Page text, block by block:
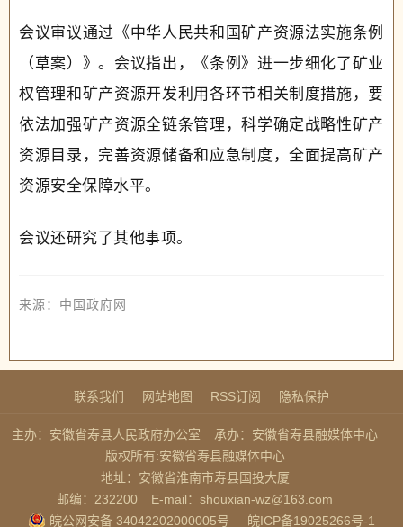
会议审议通过《中华人民共和国矿产资源法实施条例
（草案）》。会议指出，《条例》进一步细化了矿业
权管理和矿产资源开发利用各环节相关制度措施，要
依法加强矿产资源全链条管理，科学确定战略性矿产
资源目录，完善资源储备和应急制度，全面提高矿产
资源安全保障水平。
会议还研究了其他事项。
来源：中国政府网
联系我们 网站地图 RSS订阅 隐私保护
主办：安徽省寿县人民政府办公室
承办：安徽省寿县融媒体中心
版权所有:安徽省寿县融媒体中心
地址：安徽省淮南市寿县国投大厦
邮编：232200
E-mail：shouxian-wz@163.com
皖公网安备 34042202000005号
皖ICP备19025266号-1